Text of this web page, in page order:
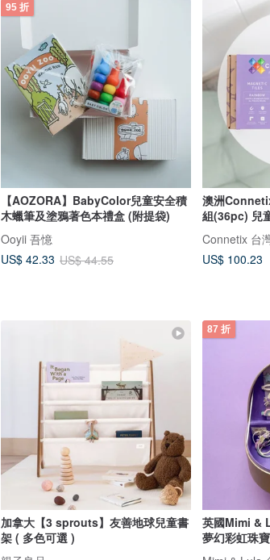
95 折
【AOZORA】BabyColor兒童安全積
木蠟筆及塗鴉著色本禮盒 (附提袋)
Ooyii 吾憶
US$ 42.33 US$ 44.55
澳洲
組(36pc) 兒
Connetix 台
US$ 100.23
加拿大【3 sprouts】友善地球兒童書
架 ( 多色可選 )
87 折
英國Mimi &
夢幻彩虹珠